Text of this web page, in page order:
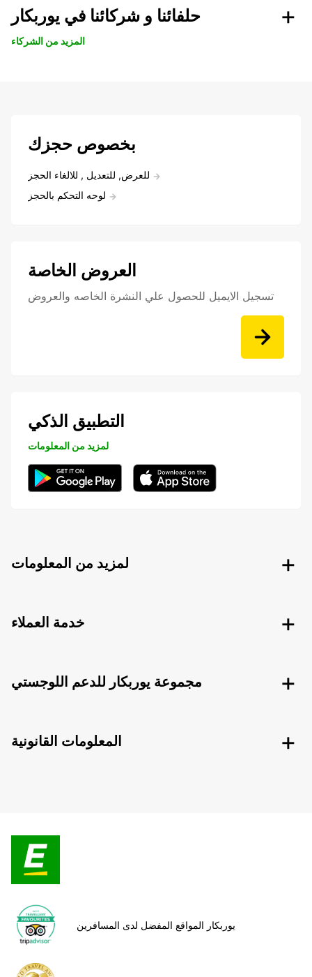
حلفائنا و شركائنا في يوربكار
المزيد من الشركاء
بخصوص حجزك
للعرض, للتعديل , للالغاء الحجز
لوحه التحكم بالحجز
العروض الخاصة
تسجيل الايميل للحصول علي النشرة الخاصه والعروض
التطبيق الذكي
لمزيد من المعلومات
لمزيد من المعلومات
خدمة العملاء
مجموعة يوربكار للدعم اللوجستي
المعلومات القانونية
يوربكار المواقع المفضل لدى المسافرين